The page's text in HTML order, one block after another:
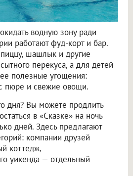
водную зону ради
работают фуд-корт и бар.
шашлык и другие
перекуса, а для детей
полезные угощения:
пюре и свежие овощи.
дня? Вы можете продлить
в «Сказке» на ночь
дней. Здесь предлагают
компании друзей
коттедж,
уикенда — отдельный